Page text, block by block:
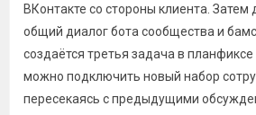
ВКонтакте со стороны клиента. Затем
общий диалог бота сообщества и
создаётся третья задача в
можно подключить новый набор
пересекаясь с предыдущими